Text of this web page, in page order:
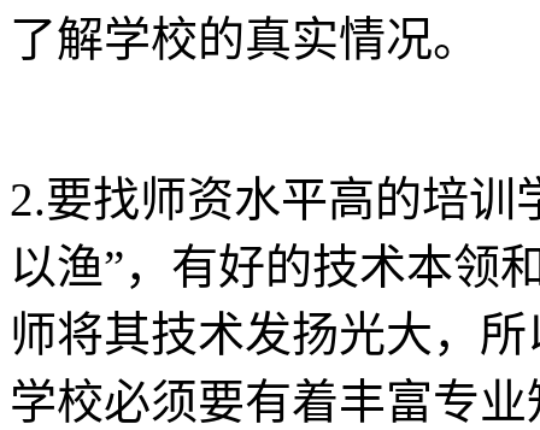
了解学校的真实情况。
2.要找师资水平高的培训
以渔”，有好的技术本领
师将其技术发扬光大，
学校必须要有着丰富专